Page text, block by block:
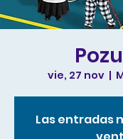
vie, 27 nov
  |
Las entradas